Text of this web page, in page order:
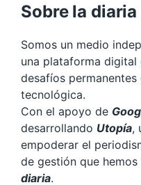
Sobre la diaria
Somos un medio
una plataforma digital
desafíos
tecnológica.
Con el apoyo de
desarrollando Utopía,
empoderar el
de gestión que
diaria.